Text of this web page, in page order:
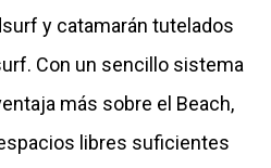
y catamarán tutelados
Con un sencillo sistema
más sobre el Beach,
libres suficientes